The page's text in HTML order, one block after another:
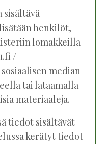
henkilöt,
lomakkeilla
/
median
tai lataamalla
materiaaleja.
tiedot sisältävät
kerätyt tiedot